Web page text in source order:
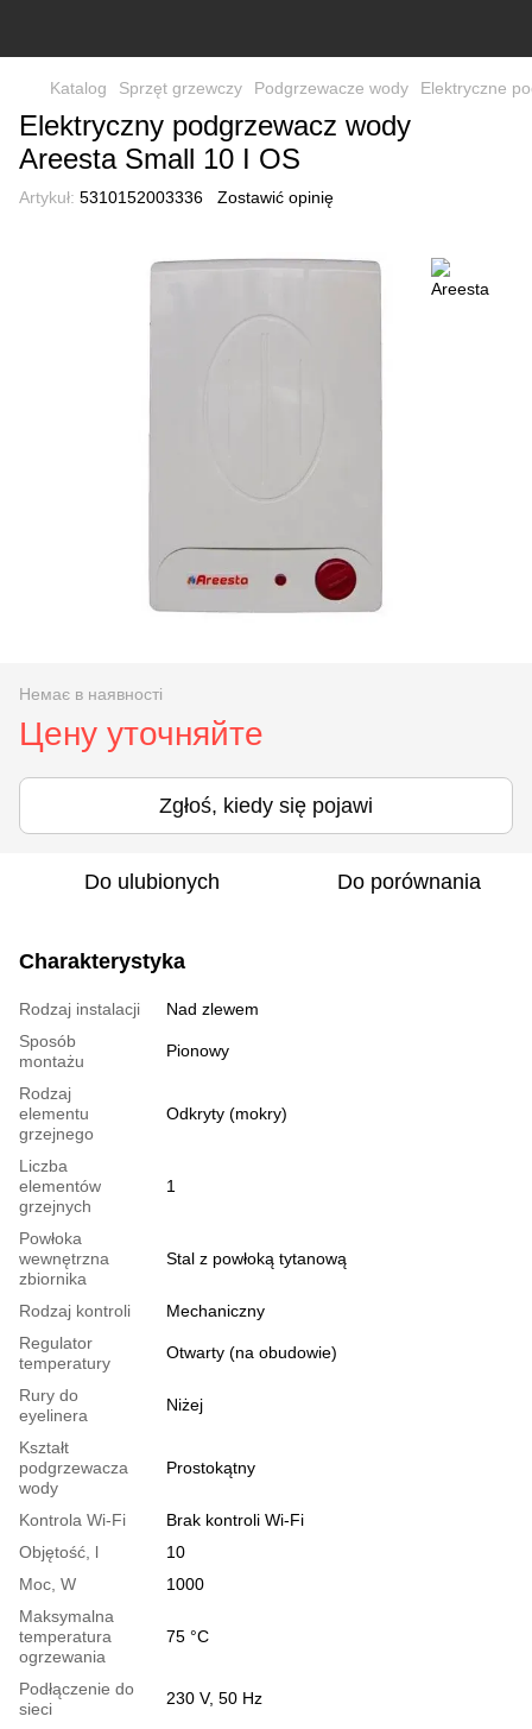
Katalog Sprzęt grzewczy Podgrzewacze wody Elektryczne
Elektryczny podgrzewacz wody
Areesta Small 10 I OS
Artykuł: 5310152003336 Zostawić opinię
Немає в наявності
Цену уточняйте
Zgłoś, kiedy się pojawi
Do ulubionych Do porównania
Charakterystyka
Rodzaj instalacji
Nad zlewem
Sposób
montażu
Pionowy
Rodzaj
elementu
grzejnego
Odkryty (mokry)
Liczba
elementów
grzejnych
1
Powłoka
wewnętrzna
zbiornika
Stal z powłoką tytanową
Rodzaj kontroli
Mechaniczny
Regulator
temperatury
Otwarty (na obudowie)
Rury do
eyelinera
Niżej
Kształt
podgrzewacza
wody
Prostokątny
Kontrola Wi-Fi
Brak kontroli Wi-Fi
Objętość, l
10
Moc, W
1000
Maksymalna
temperatura
ogrzewania
75 °С
Podłączenie do
sieci
230 V, 50 Hz